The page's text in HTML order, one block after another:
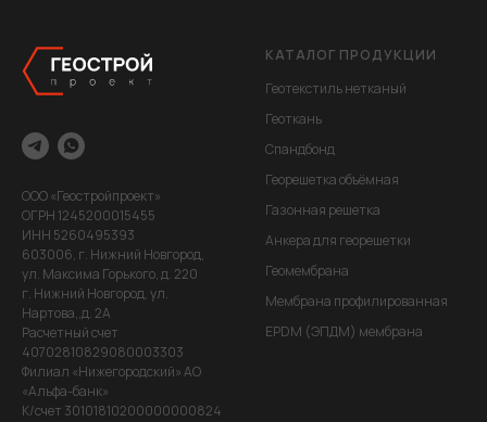
ООО «Геостройпроект»
ОГРН 1245200015455
ИНН 5260495393
603006, г. Нижний Новгород,
ул. Максима Горького, д. 220
г. Нижний Новгород, ул.
Нартова,,д. 2А
Расчетный счет
40702810829080003303
Филиал «Нижегородский» АО
«Альфа-банк»
К/счет 30101810200000000824
КАТАЛОГ ПРОДУКЦИИ
Геотекстиль нетканый
Геоткань
Спандбонд
Георешетка объёмная
Газонная решетка
Анкера для георешетки
Геомембрана
Мембрана профилированная
EPDM (ЭПДМ) мембрана